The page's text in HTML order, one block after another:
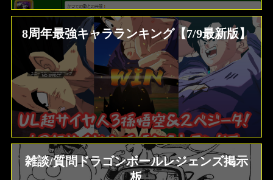
8周年最強キャラランキング【7/9最新版】
雑談/質問ドラゴンボールレジェンズ掲示
板